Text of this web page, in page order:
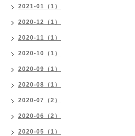
2021-01（1）
2020-12（1）
2020-11（1）
2020-10（1）
2020-09（1）
2020-08（1）
2020-07（2）
2020-06（2）
2020-05（1）